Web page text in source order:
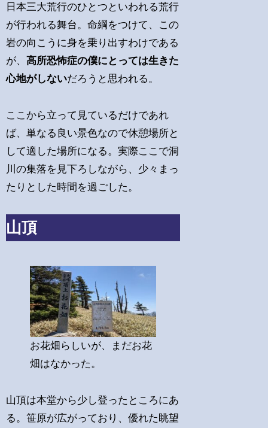
日本三大荒行のひとつといわれる荒行
が行われる舞台。命綱をつけて、この
岩の向こうに身を乗り出すわけである
が、高所恐怖症の僕にとっては生きた
心地がしないだろうと思われる。
ここから立って見ているだけであれ
ば、単なる良い景色なので休憩場所と
して適した場所になる。実際ここで洞
川の集落を見下ろしながら、少々まっ
たりとした時間を過ごした。
山頂
お花畑らしいが、まだお花
畑はなかった。
山頂は本堂から少し登ったところにあ
る。笹原が広がっており、優れた眺望